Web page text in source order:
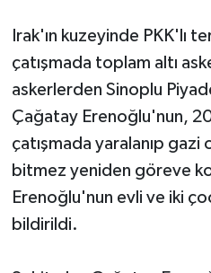
Irak'ın kuzeyinde PKK'lı
çatışmada toplam altı
askerlerden Sinoplu
Çağatay Erenoğlu'nun,
çatışmada yaralanıp
bitmez yeniden göreve
Erenoğlu'nun evli ve iki
bildirildi.